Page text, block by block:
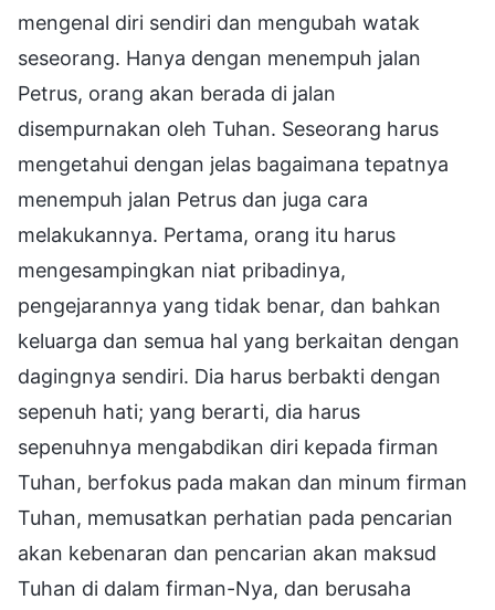
mengenal diri sendiri dan mengubah watak
seseorang. Hanya dengan menempuh jalan
Petrus, orang akan berada di jalan
disempurnakan oleh Tuhan. Seseorang harus
mengetahui dengan jelas bagaimana tepatnya
menempuh jalan Petrus dan juga cara
melakukannya. Pertama, orang itu harus
mengesampingkan niat pribadinya,
pengejarannya yang tidak benar, dan bahkan
keluarga dan semua hal yang berkaitan dengan
dagingnya sendiri. Dia harus berbakti dengan
sepenuh hati; yang berarti, dia harus
sepenuhnya mengabdikan diri kepada firman
Tuhan, berfokus pada makan dan minum firman
Tuhan, memusatkan perhatian pada pencarian
akan kebenaran dan pencarian akan maksud
Tuhan di dalam firman-Nya, dan berusaha